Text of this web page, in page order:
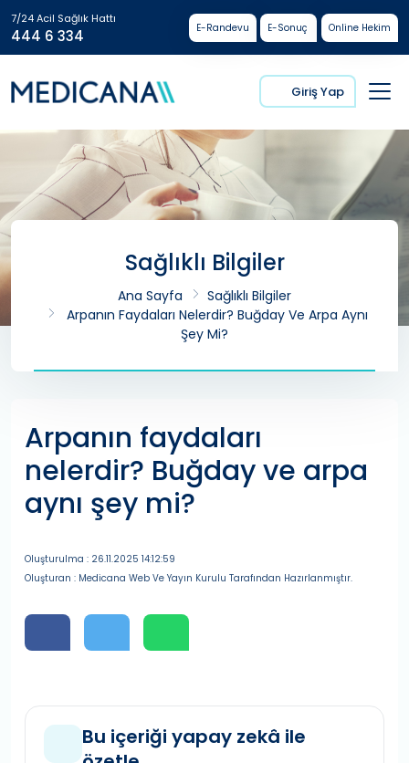
7/24 Acil Sağlık Hattı
444 6 334 E-Randevu E-Sonuç Online Hekim
Giriş Yap
Sağlıklı Bilgiler
Ana Sayfa
Sağlıklı Bilgiler
Arpanın Faydaları Nelerdir? Buğday Ve Arpa Aynı
Şey Mi?
Arpanın faydaları
nelerdir? Buğday ve arpa
aynı şey mi?
Oluşturulma : 26.11.2025 14:12:59
Oluşturan : Medicana Web Ve Yayın Kurulu Tarafından Hazırlanmıştır.
Bu içeriği yapay zekâ ile